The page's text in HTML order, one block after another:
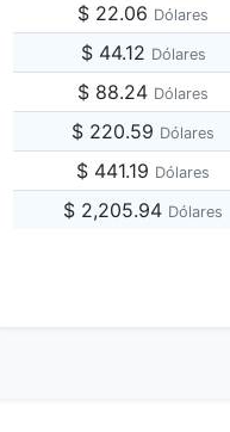
$ 22.06 Dólares
$ 44.12 Dólares
$ 88.24 Dólares
$ 220.59 Dólares
$ 441.19 Dólares
$ 2,205.94 Dólares